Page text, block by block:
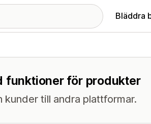
Bläddra
funktioner för produkter
till andra plattformar.